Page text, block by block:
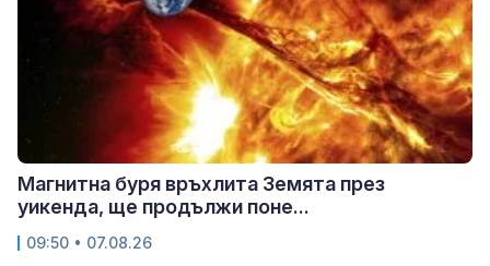
Магнитна буря връхлита Земята през
уикенда, ще продължи поне...
09:50 • 07.08.26